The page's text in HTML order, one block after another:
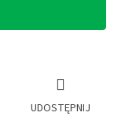
UDOSTĘPNIJ